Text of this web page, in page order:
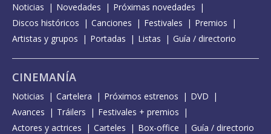
Noticias Novedades
Próximas novedades
Discos históricos
Canciones Festivales
Premios
Artistas y grupos
Portadas Listas Guía / directorio
CINEMANÍA
Noticias Cartelera Próximos estrenos
DVD
Avances
Tráilers
Festivales + premios
Actores y actrices
Carteles Box-office Guía / directorio